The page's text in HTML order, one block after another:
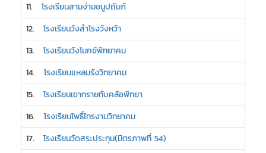
11. โรงเรียนสามง่ามชนูปถัมภ์
12. โรงเรียนวังสำโรงวังหว้า
13. โรงเรียนวังโมกข์พิทยาคม
14. โรงเรียนแหลมรังวิทยาคม
15. โรงเรียนเขาทรายทับคล้อพิทยา
16. โรงเรียนโพธิ์ไทรงามวิทยาคม
17. โรงเรียนวัดสระประทุม(มิตรภาพที่ 54)